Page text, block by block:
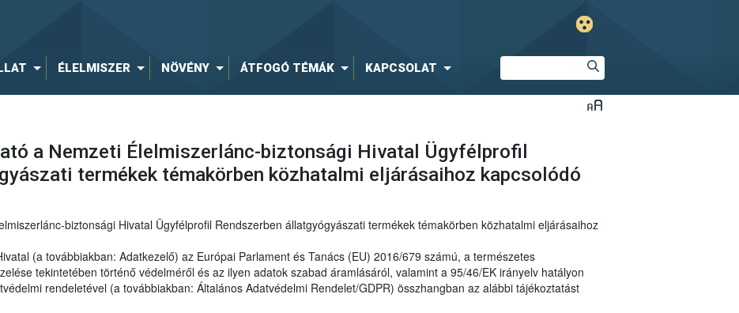
ÉLELMISZER NÖVÉNY ÁTFOGÓ TÉMÁK KAPCSOLAT
a Nemzeti Élelmiszerlánc-biztonsági Hivatal Ügyfélprofil
termékek témakörben közhatalmi eljárásaihoz kapcsolódó
biztonsági Hivatal Ügyfélprofil Rendszerben állatgyógyászati termékek témakörben közhatalmi eljárásaihoz
(a továbbiakban: Adatkezelő) az Európai Parlament és Tanács (EU) 2016/679 számú, a természetes
tekintetében történő védelméről és az ilyen adatok szabad áramlásáról, valamint a 95/46/EK irányelv hatályon
rendeletével (a továbbiakban: Általános Adatvédelmi Rendelet/GDPR) összhangban az alábbi tájékoztatást